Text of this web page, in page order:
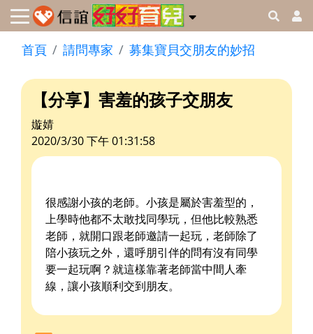
首頁 請問專家 募集寶貝交朋友的妙招
【分享】害羞的孩子交朋友
嫙婧
2020/3/30 下午 01:31:58
很感謝小孩的老師。小孩是屬於害羞型的，
上學時他都不太敢找同學玩，但他比較熟悉
老師，就開口跟老師邀請一起玩，老師除了
陪小孩玩之外，還呼朋引伴的問有沒有同學
要一起玩啊？就這樣靠著老師當中間人牽
線，讓小孩順利交到朋友。